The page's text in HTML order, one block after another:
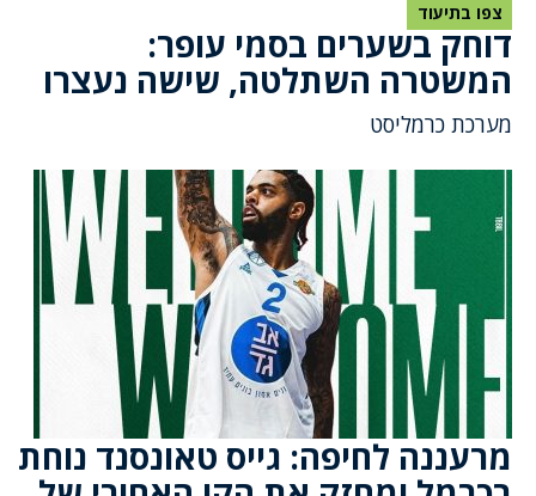
צפו בתיעוד
דוחק בשערים בסמי עופר:
המשטרה השתלטה, שישה נעצרו
מערכת כרמליסט
מרעננה לחיפה: גייס טאונסנד נוחת